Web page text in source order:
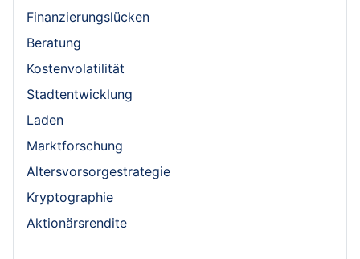
Finanzierungslücken
Beratung
Kostenvolatilität
Stadtentwicklung
Laden
Marktforschung
Altersvorsorgestrategie
Kryptographie
Aktionärsrendite